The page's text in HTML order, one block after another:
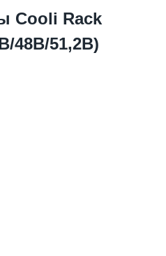
Cooli Rack
48В/51,2В)